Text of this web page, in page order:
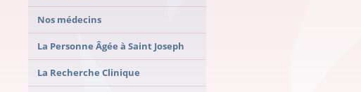
Nos médecins
La Personne Âgée à Saint Joseph
La Recherche Clinique